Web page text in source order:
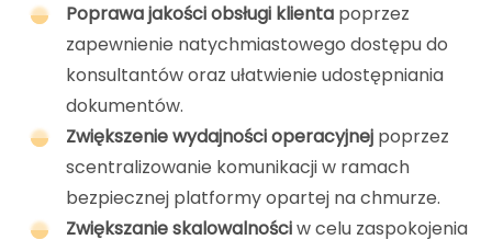
Poprawa jakości obsługi klienta poprzez
zapewnienie natychmiastowego dostępu do
konsultantów oraz ułatwienie udostępniania
dokumentów.
Zwiększenie wydajności operacyjnej poprzez
scentralizowanie komunikacji w ramach
bezpiecznej platformy opartej na chmurze.
Zwiększanie skalowalnościw celu zaspokojenia